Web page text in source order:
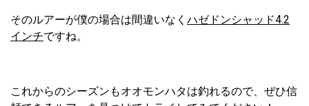
そのルアーが僕の場合は間違いなく ハゼドンシャッド4.2
インチですね。
これからのシーズンもオオモンハタは釣れるので、ぜひ信